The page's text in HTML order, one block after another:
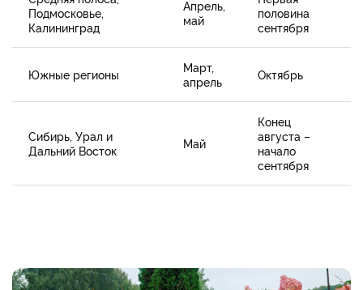
Подмосковье,
Калининград
Апрель,
май
половина
сентября
Южные регионы
Март,
апрель
Октябрь
Сибирь, Урал и
Дальний Восток
Май
Конец
августа –
начало
сентября